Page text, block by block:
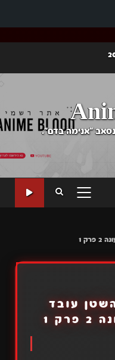
"אנימה בדם".
PRIMARY
1
עובד
1